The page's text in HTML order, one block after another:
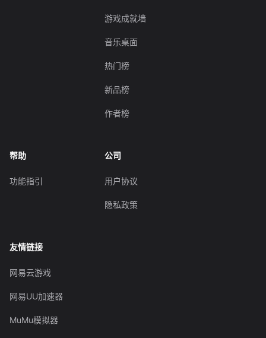
游戏成就墙
音乐桌面
热门榜
新品榜
作者榜
帮助
功能指引
公司
用户协议
隐私政策
友情链接
网易云游戏
网易UU加速器
MuMu模拟器